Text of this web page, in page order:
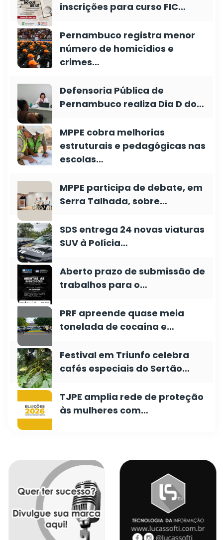
inscrições para curso FIC…
Pernambuco registra menor
número de homicídios e
crimes…
Defensoria Pública de
Pernambuco realiza Dia D do…
MPPE cobra melhorias
estruturais e pedagógicas nas
escolas…
MPPE participa de debate, em
Serra Talhada, sobre…
SDS entrega 24 novas viaturas
SUV à Polícia…
Aberto prazo de submissão de
trabalhos para o…
PRF apreende quase meia
tonelada de cocaína e…
Festival em Triunfo celebra
cafés especiais do Sertão…
TJPE amplia rede de proteção
às mulheres com…